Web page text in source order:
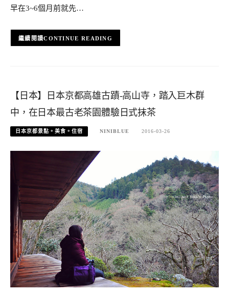
早在3~6個月前就先…
CONTINUE READING
【日本】日本京都高雄古蹟-高山寺，踏入巨木群
中，在日本最古老茶園體驗日式抹茶
日本京都景點。美食。住宿 NINIBLUE 2016-03-26